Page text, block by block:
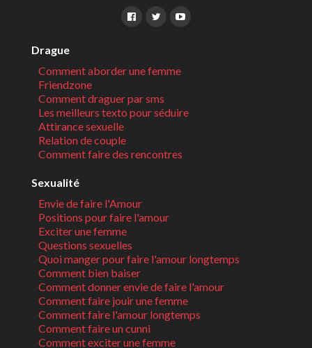
Drague
Comment aborder une femme
Friendzone
Comment draguer par sms
Les meilleurs texto pour séduire
Attirance sexuelle
Relation de couple
Comment faire des rencontres
Sexualité
Envie de faire l'Amour
Positions pour faire l'amour
Exciter une femme
Questions sexuelles
Quoi manger pour faire l'amour longtemps
Comment bien baiser
Comment donner envie de faire l'amour
Comment faire jouir une femme
Comment faire l'amour longtemps
Comment faire un cunni
Comment exciter une femme